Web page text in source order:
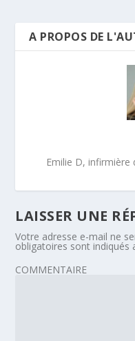
A PROPOS DE
Emilie D, infirmière
LAISSER UNE
Votre adresse e-mail ne
obligatoires sont indiqués
COMMENTAIRE